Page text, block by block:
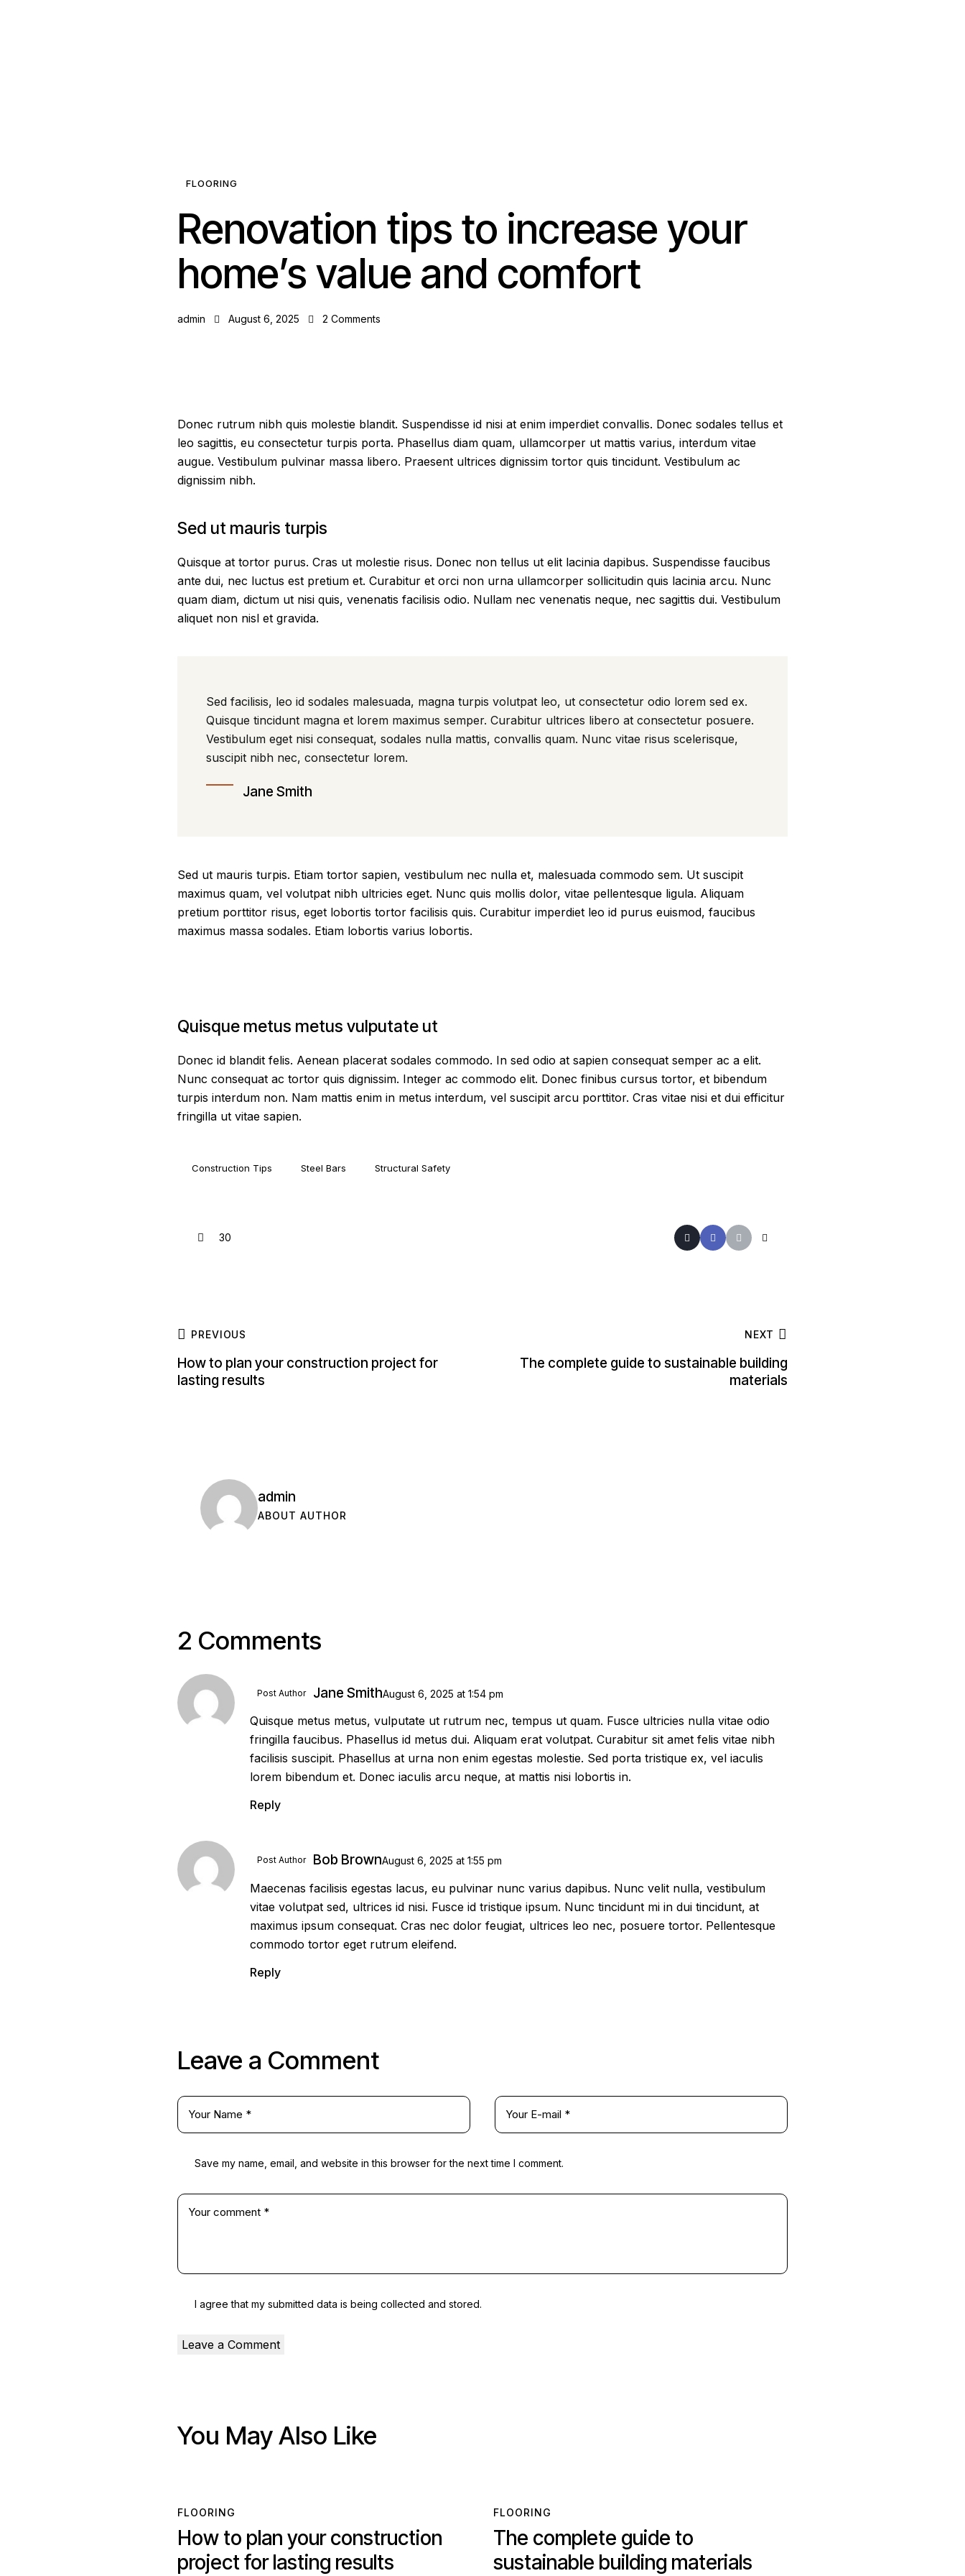
FLOORING
Renovation tips to increase your
home’s value and comfort
admin August 6, 2025 2 Comments
Donec rutrum nibh quis molestie blandit. Suspendisse id nisi at enim imperdiet convallis. Donec sodales tellus et
leo sagittis, eu consectetur turpis porta. Phasellus diam quam, ullamcorper ut mattis varius, interdum vitae
augue. Vestibulum pulvinar massa libero. Praesent ultrices dignissim tortor quis tincidunt. Vestibulum ac
dignissim nibh.
Sed ut mauris turpis
Quisque at tortor purus. Cras ut molestie risus. Donec non tellus ut elit lacinia dapibus. Suspendisse faucibus
ante dui, nec luctus est pretium et. Curabitur et orci non urna ullamcorper sollicitudin quis lacinia arcu. Nunc
quam diam, dictum ut nisi quis, venenatis facilisis odio. Nullam nec venenatis neque, nec sagittis dui. Vestibulum
aliquet non nisl et gravida.
Sed facilisis, leo id sodales malesuada, magna turpis volutpat leo, ut consectetur odio lorem sed ex.
Quisque tincidunt magna et lorem maximus semper. Curabitur ultrices libero at consectetur posuere.
Vestibulum eget nisi consequat, sodales nulla mattis, convallis quam. Nunc vitae risus scelerisque,
suscipit nibh nec, consectetur lorem.
Jane Smith
Sed ut mauris turpis. Etiam tortor sapien, vestibulum nec nulla et, malesuada commodo sem. Ut suscipit
maximus quam, vel volutpat nibh ultricies eget. Nunc quis mollis dolor, vitae pellentesque ligula. Aliquam
pretium porttitor risus, eget lobortis tortor facilisis quis. Curabitur imperdiet leo id purus euismod, faucibus
maximus massa sodales. Etiam lobortis varius lobortis.
Quisque metus metus vulputate ut
Donec id blandit felis. Aenean placerat sodales commodo. In sed odio at sapien consequat semper ac a elit.
Nunc consequat ac tortor quis dignissim. Integer ac commodo elit. Donec finibus cursus tortor, et bibendum
turpis interdum non. Nam mattis enim in metus interdum, vel suscipit arcu porttitor. Cras vitae nisi et dui efficitur
fringilla ut vitae sapien.
Construction Tips Steel Bars Structural Safety
30
PREVIOUS
How to plan your construction project for
lasting results
NEXT
The complete guide to sustainable building
materials
admin
ABOUT AUTHOR
2 Comments
Post Author Jane SmithAugust 6, 2025 at 1:54 pm
Quisque metus metus, vulputate ut rutrum nec, tempus ut quam. Fusce ultricies nulla vitae odio
fringilla faucibus. Phasellus id metus dui. Aliquam erat volutpat. Curabitur sit amet felis vitae nibh
facilisis suscipit. Phasellus at urna non enim egestas molestie. Sed porta tristique ex, vel iaculis
lorem bibendum et. Donec iaculis arcu neque, at mattis nisi lobortis in.
Reply
Post Author Bob BrownAugust 6, 2025 at 1:55 pm
Maecenas facilisis egestas lacus, eu pulvinar nunc varius dapibus. Nunc velit nulla, vestibulum
vitae volutpat sed, ultrices id nisi. Fusce id tristique ipsum. Nunc tincidunt mi in dui tincidunt, at
maximus ipsum consequat. Cras nec dolor feugiat, ultrices leo nec, posuere tortor. Pellentesque
commodo tortor eget rutrum eleifend.
Reply
Leave a Comment
Save my name, email, and website in this browser for the next time I comment.
I agree that my submitted data is being collected and stored.
You May Also Like
FLOORING
How to plan your construction
project for lasting results
FLOORING
The complete guide to
sustainable building materials